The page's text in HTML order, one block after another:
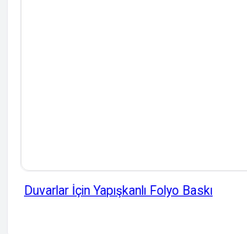
Duvarlar İçin Yapışkanlı Folyo Baskı